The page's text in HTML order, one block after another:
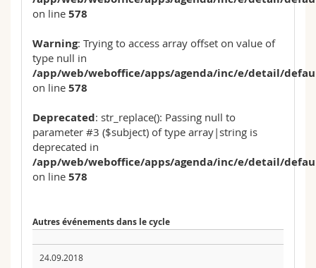
on line 578
Warning: Trying to access array offset on value of
type null in
/app/web/weboffice/apps/agenda/inc/e/detail/
on line 578
Deprecated: str_replace(): Passing null to
parameter #3 ($subject) of type array|string is
deprecated in
/app/web/weboffice/apps/agenda/inc/e/detail/
on line 578
Autres événements dans le cycle
24.09.2018